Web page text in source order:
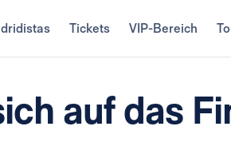
Tickets VIP-Bereich
auf das